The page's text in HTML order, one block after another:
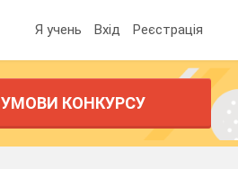
Я учень Вхід Реєстрація
УМОВИ КОНКУРСУ